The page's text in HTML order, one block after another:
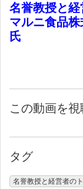
名誉教授と
マルニ食品
氏
この動画を
タグ
名誉教授と経営者の